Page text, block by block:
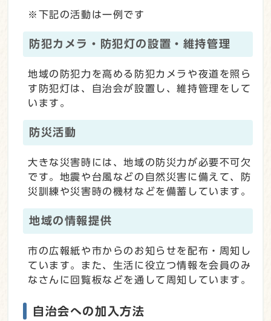
※下記の活動は一例です
防犯カメラ・防犯灯の設置・維持管理
地域の防犯力を高める防犯カメラや夜道を照ら
す防犯灯は、自治会が設置し、維持管理をして
います。
防災活動
大きな災害時には、地域の防災力が必要不可欠
です。地震や台風などの自然災害に備えて、防
災訓練や災害時の機材などを備蓄しています。
地域の情報提供
市の広報紙や市からのお知らせを配布・周知し
ています。また、生活に役立つ情報を会員のみ
なさんに回覧板などを通して周知しています。
自治会への加入方法